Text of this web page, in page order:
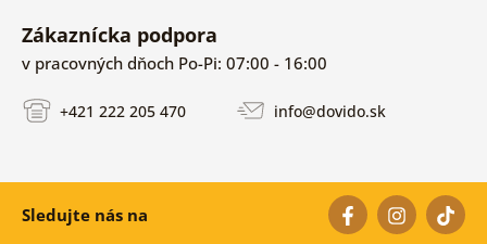
Zákaznícka podpora
v pracovných dňoch Po-Pi: 07:00 - 16:00
+421 222 205 470 info@dovido.sk
Sledujte nás na